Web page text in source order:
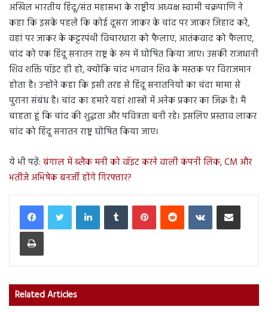
अखिल भारतीय हिंदू/संत महासभा के राष्ट्रीय अध्यक्ष स्वामी चक्रपाणि ने
कहा कि इसके पहले कि कोई दूसरा जाकर के चांद पर जाकर जिहाद करे,
वहां पर जाकर के कट्टरपंथी विचारधारा को फैलाए, आतंकवाद को फैलाए,
चांद को एक हिंदू सनातन राष्ट्र के रूप में घोषित किया जाए। उसकी राजधानी
शिव शक्ति पॉइंट ही हो, क्योंकि चांद भगवान शिव के मस्तक पर विराजमान
होता है। उन्होंने कहा कि इसी तरह से हिंदू सनातनियों का चंदा मामा से
पुराना संबंध है। चांद का हमारे यहां शास्त्रों में अनेक प्रकार का जिक्र है। मैं
चाहता हूं कि चांद की शुद्धता और पवित्रता बनी रहे। इसलिए प्रस्ताव लाकर
चांद को हिंदू सनातन राष्ट्र घोषित किया जाए।
ये भी पढ़ें: बंगाल में ब्लैक मनी को वॉइट करने वाली कंपनी लिक, CM और
भतीजे अभिषेक बनर्जी होंगे गिरफ्तार?
LinkedInTumblr PinterestReddit VKontakteShare via Email
Print
Related Articles